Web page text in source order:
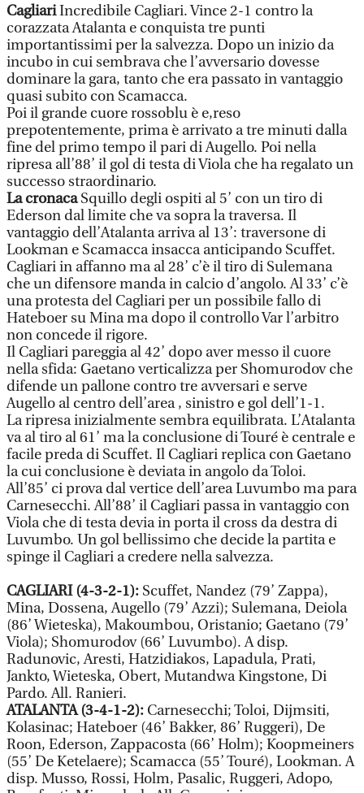
CagliariIncredibile Cagliari. Vince 2-1 contro la
corazzata Atalanta e conquista tre punti
importantissimi per la salvezza. Dopo un inizio da
incubo in cui sembrava che l’avversario dovesse
dominare la gara, tanto che era passato in vantaggio
quasi subito con Scamacca.
Poi il grande cuore rossoblu è e,reso
prepotentemente, prima è arrivato a tre minuti dalla
fine del primo tempo il pari di Augello. Poi nella
ripresa all’88’ il gol di testa di Viola che ha regalato un
successo straordinario.
La cronacaSquillo degli ospiti al 5’ con un tiro di
Ederson dal limite che va sopra la traversa. Il
vantaggio dell’Atalanta arriva al 13’: traversone di
Lookman e Scamacca insacca anticipando Scuffet.
Cagliari in affanno ma al 28’ c’è il tiro di Sulemana
che un difensore manda in calcio d’angolo. Al 33’ c’è
una protesta del Cagliari per un possibile fallo di
Hateboer su Mina ma dopo il controllo Var l’arbitro
non concede il rigore.
Il Cagliari pareggia al 42’ dopo aver messo il cuore
nella sfida: Gaetano verticalizza per Shomurodov che
difende un pallone contro tre avversari e serve
Augello al centro dell’area , sinistro e gol dell’1-1.
La ripresa inizialmente sembra equilibrata. L’Atalanta
va al tiro al 61’ ma la conclusione di Touré è centrale e
facile preda di Scuffet. Il Cagliari replica con Gaetano
la cui conclusione è deviata in angolo da Toloi.
All’85’ ci prova dal vertice dell’area Luvumbo ma para
Carnesecchi. All’88’ il Cagliari passa in vantaggio con
Viola che di testa devia in porta il cross da destra di
Luvumbo. Un gol bellissimo che decide la partita e
spinge il Cagliari a credere nella salvezza.
CAGLIARI (4-3-2-1): Scuffet, Nandez (79’ Zappa),
Mina, Dossena, Augello (79’ Azzi); Sulemana, Deiola
(86’ Wieteska), Makoumbou, Oristanio; Gaetano (79’
Viola); Shomurodov (66’ Luvumbo). A disp.
Radunovic, Aresti, Hatzidiakos, Lapadula, Prati,
Jankto, Wieteska, Obert, Mutandwa Kingstone, Di
Pardo. All. Ranieri.
ATALANTA (3-4-1-2): Carnesecchi; Toloi, Dijmsiti,
Kolasinac; Hateboer (46’ Bakker, 86’ Ruggeri), De
Roon, Ederson, Zappacosta (66’ Holm); Koopmeiners
(55’ De Ketelaere); Scamacca (55’ Touré), Lookman. A
disp. Musso, Rossi, Holm, Pasalic, Ruggeri, Adopo,